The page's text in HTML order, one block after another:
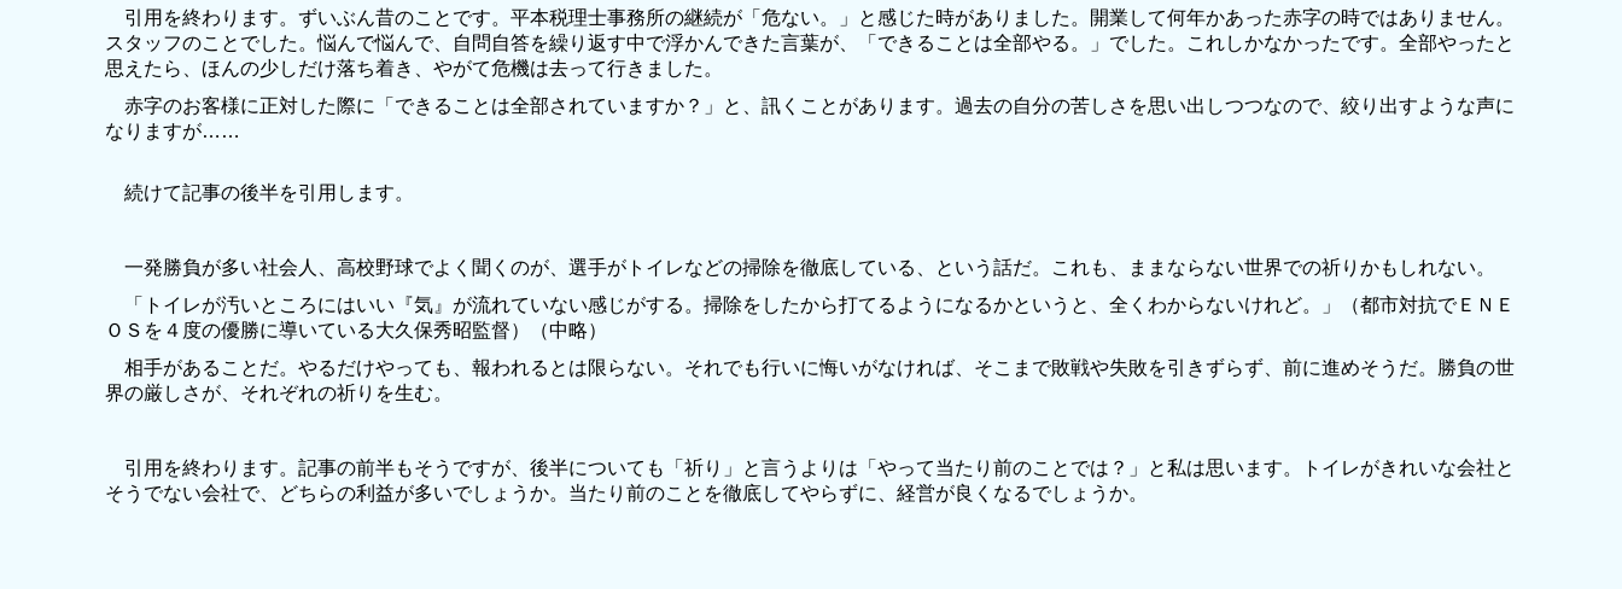
引用を終わります。ずいぶん昔のことです。平本税理士事務所の継続が「危ない。」と感じた時がありました。開業して何年かあった赤字の時ではありません。
スタッフのことでした。悩んで悩んで、自問自答を繰り返す中で浮かんできた言葉が、「できることは全部やる。」でした。これしかなかったです。全部やったと
思えたら、ほんの少しだけ落ち着き、やがて危機は去って行きました。
赤字のお客様に正対した際に「できることは全部されていますか？」と、訊くことがあります。過去の自分の苦しさを思い出しつつなので、絞り出すような声に
なりますが……
続けて記事の後半を引用します。
一発勝負が多い社会人、高校野球でよく聞くのが、選手がトイレなどの掃除を徹底している、という話だ。これも、ままならない世界での祈りかもしれない。
「トイレが汚いところにはいい『気』が流れていない感じがする。掃除をしたから打てるようになるかというと、全くわからないけれど。」（都市対抗でＥＮＥ
ＯＳを４度の優勝に導いている大久保秀昭監督）（中略）
相手があることだ。やるだけやっても、報われるとは限らない。それでも行いに悔いがなければ、そこまで敗戦や失敗を引きずらず、前に進めそうだ。勝負の世
界の厳しさが、それぞれの祈りを生む。
引用を終わります。記事の前半もそうですが、後半についても「祈り」と言うよりは「やって当たり前のことでは？」と私は思います。トイレがきれいな会社と
そうでない会社で、どちらの利益が多いでしょうか。当たり前のことを徹底してやらずに、経営が良くなるでしょうか。